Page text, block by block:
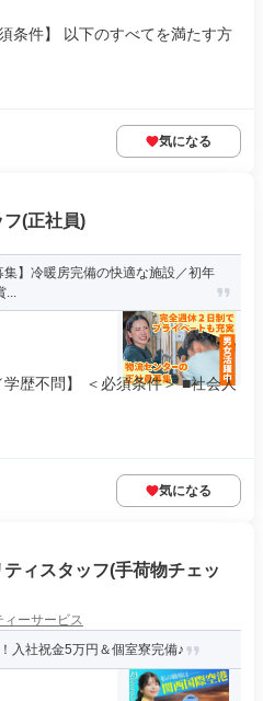
条件】 以下のすべてを満たす方
気になる
(正社員)
集】冷暖房完備の快適な施設／初年
...
歴不問】 ＜必須条件＞ ■社会人
気になる
ィスタッフ(手荷物チェッ
ーサービス
入社祝金5万円＆個室寮完備♪